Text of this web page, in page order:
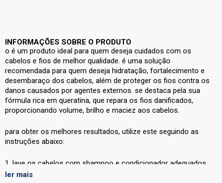
INFORMAÇÕES SOBRE O PRODUTO
o é um produto ideal para quem deseja cuidados com os
cabelos e fios de melhor qualidade. é uma solução
recomendada para quem deseja hidratação, fortalecimento e
desembaraço dos cabelos, além de proteger os fios contra os
danos causados por agentes externos. se destaca pela sua
fórmula rica em queratina, que repara os fios danificados,
proporcionando volume, brilho e maciez aos cabelos.
para obter os melhores resultados, utilize este seguindo as
instruções abaixo:
1. lave os cabelos com shampoo e condicionador adequados
para o seu tipo de cabelo. se necessário, utilize um leave-in.
ler mais